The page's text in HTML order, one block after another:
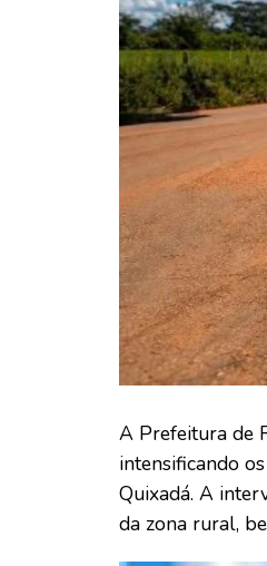
A Prefeitura de
intensificando
Quixadá. A
da zona rural,